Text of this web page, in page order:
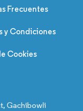
Frecuentes
y Condiciones
Cookies
Gachibowli